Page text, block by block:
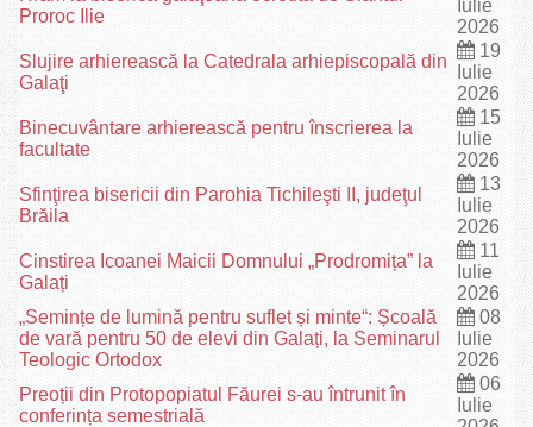
Proroc Ilie
Iulie
2026
Slujire arhierească la Catedrala arhiepiscopală din
Galaţi
19
Iulie
2026
Binecuvântare arhierească pentru înscrierea la
facultate
15
Iulie
2026
Sfinţirea bisericii din Parohia Tichileşti II, judeţul
Brăila
13
Iulie
2026
Cinstirea Icoanei Maicii Domnului „Prodromița” la
Galați
11
Iulie
2026
„Semințe de lumină pentru suflet și minte“: Școală
de vară pentru 50 de elevi din Galați, la Seminarul
Teologic Ortodox
08
Iulie
2026
Preoții din Protopopiatul Făurei s-au întrunit în
conferința semestrială
06
Iulie